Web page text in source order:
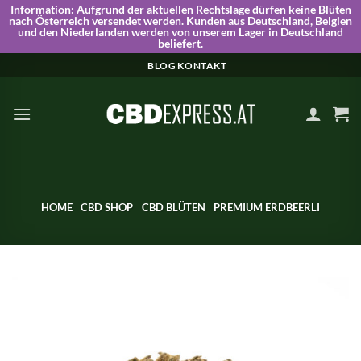
Information: Aufgrund der aktuellen Rechtslage dürfen keine Blüten
nach Österreich versendet werden. Kunden aus Deutschland, Belgien
und den Niederlanden werden von unserem Lager in Deutschland
beliefert.
BLOG KONTAKT
HOME CBD SHOP CBD BLÜTEN PREMIUM ERDBEERLI